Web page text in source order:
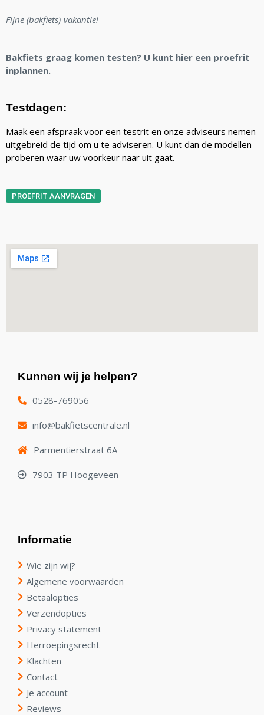
Fijne (bakfiets)-vakantie!
Bakfiets graag komen testen? U kunt hier een proefrit
inplannen.
Testdagen:
Maak een afspraak voor een testrit en onze adviseurs nemen
uitgebreid de tijd om u te adviseren. U kunt dan de modellen
proberen waar uw voorkeur naar uit gaat.
PROEFRIT AANVRAGEN
Kunnen wij je helpen?
0528-769056
info@bakfietscentrale.nl
Parmentierstraat 6A
7903 TP Hoogeveen
Informatie
Wie zijn wij?
Algemene voorwaarden
Betaalopties
Verzendopties
Privacy statement
Herroepingsrecht
Klachten
Contact
Je account
Reviews